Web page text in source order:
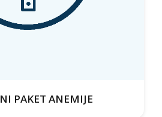
PAKET ANEMIJE